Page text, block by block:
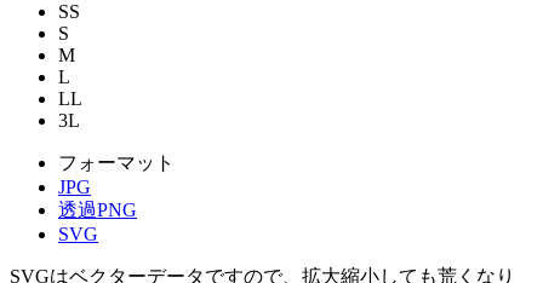
SS
S
M
L
LL
3L
フォーマット
JPG
透過PNG
SVG
SVGはベクターデータですので、拡大縮小しても荒くなり